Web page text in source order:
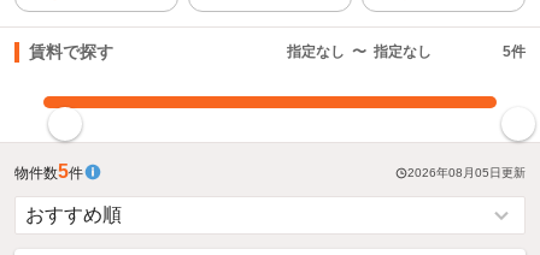
賃料で探す 指定なし 〜 指定なし 5件
物件数5件 2026年08月05日更新